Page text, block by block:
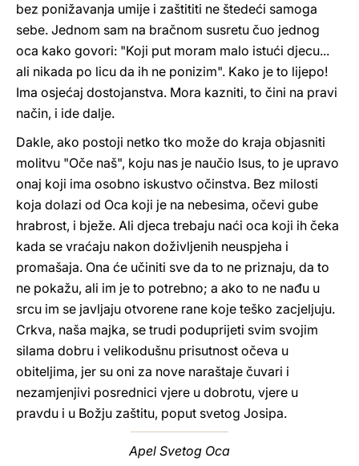
bez ponižavanja umije i zaštititi ne štedeći samoga
sebe. Jednom sam na bračnom susretu čuo jednog
oca kako govori: "Koji put moram malo istući djecu...
ali nikada po licu da ih ne ponizim". Kako je to lijepo!
Ima osjećaj dostojanstva. Mora kazniti, to čini na pravi
način, i ide dalje.
Dakle, ako postoji netko tko može do kraja objasniti
molitvu "Oče naš", koju nas je naučio Isus, to je upravo
onaj koji ima osobno iskustvo očinstva. Bez milosti
koja dolazi od Oca koji je na nebesima, očevi gube
hrabrost, i bježe. Ali djeca trebaju naći oca koji ih čeka
kada se vraćaju nakon doživljenih neuspjeha i
promašaja. Ona će učiniti sve da to ne priznaju, da to
ne pokažu, ali im je to potrebno; a ako to ne nađu u
srcu im se javljaju otvorene rane koje teško zacjeljuju.
Crkva, naša majka, se trudi poduprijeti svim svojim
silama dobru i velikodušnu prisutnost očeva u
obiteljima, jer su oni za nove naraštaje čuvari i
nezamjenjivi posrednici vjere u dobrotu, vjere u
pravdu i u Božju zaštitu, poput svetog Josipa.
Apel Svetog Oca